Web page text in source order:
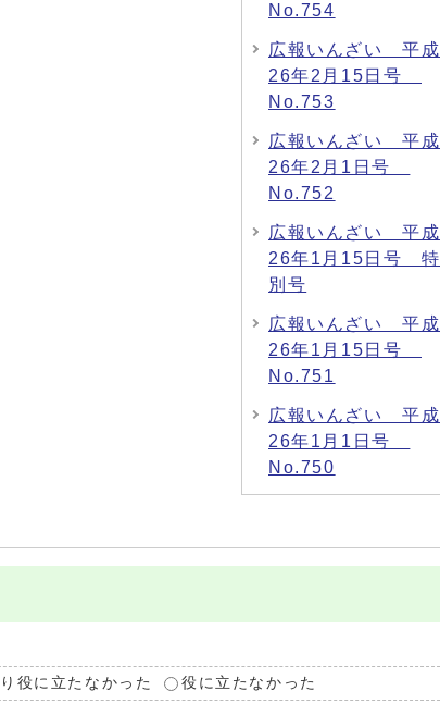
No.754
広報いんざい 平成
26年2月15日号
No.753
広報いんざい 平成
26年2月1日号
No.752
広報いんざい 平成
26年1月15日号 特
別号
広報いんざい 平成
26年1月15日号
No.751
広報いんざい 平成
26年1月1日号
No.750
役に立たなかった 役に立たなかった